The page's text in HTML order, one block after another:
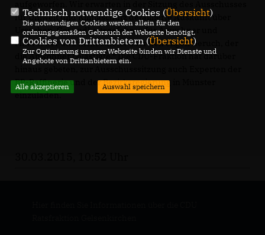
für Umwelt und Klimaschutz detaillierte Auskunft über
Ursachen, Gesundheitsgefahren für Anwohner und
Mitarbeiter und nicht zuletzt über den öligen Geruch, der
die Anwohner belästigte.“ Die CDU-Fraktion hat darüber
BP-Raffinerie und der Bezirksregierung in Münster
einzuladen.
Technisch notwendige Cookies (Übersicht)
Die notwendigen Cookies werden allein für den
ordnungsgemäßen Gebrauch der Webseite benötigt.
Cookies von Drittanbietern (Übersicht)
Zur Optimierung unserer Webseite binden wir Dienste und
Angebote von Drittanbietern ein.
Alle akzeptieren Auswahl speichern